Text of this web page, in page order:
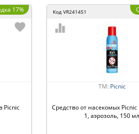
17%
Picnic
Код VR241451
ТМ: Picnic
Средство от насекомых
1, аэрозоль, 150 мл